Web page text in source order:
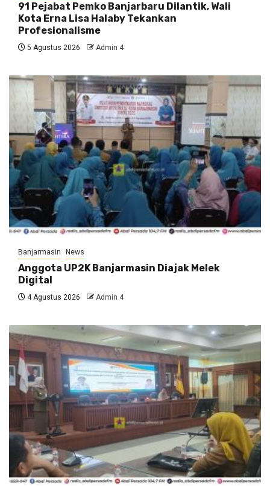
91 Pejabat Pemko Banjarbaru Dilantik, Wali
Kota Erna Lisa Halaby Tekankan
Profesionalisme
5 Agustus 2026 Admin 4
Banjarmasin News
Anggota UP2K Banjarmasin Diajak Melek
Digital
4 Agustus 2026 Admin 4